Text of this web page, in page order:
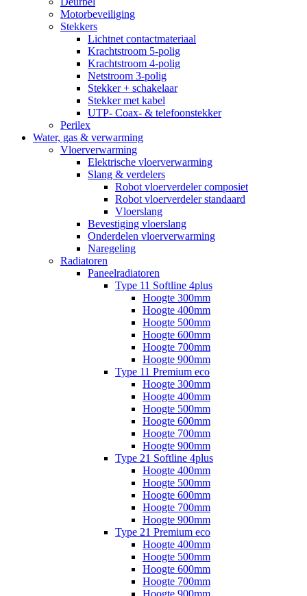
Motorbeveiliging
Stekkers
Lichtnet contactmateriaal
Krachtstroom 5-polig
Krachtstroom 4-polig
Netstroom 3-polig
Stekker + schakelaar
Stekker met kabel
UTP- Coax- & telefoonstekker
Perilex
Water, gas & verwarming
Vloerverwarming
Elektrische vloerverwarming
Slang & verdelers
Robot vloerverdeler composiet
Robot vloerverdeler standaard
Vloerslang
Bevestiging vloerslang
Onderdelen vloerverwarming
Naregeling
Radiatoren
Paneelradiatoren
Type 11 Softline 4plus
Hoogte 300mm
Hoogte 400mm
Hoogte 500mm
Hoogte 600mm
Hoogte 700mm
Hoogte 900mm
Type 11 Premium eco
Hoogte 300mm
Hoogte 400mm
Hoogte 500mm
Hoogte 600mm
Hoogte 700mm
Hoogte 900mm
Type 21 Softline 4plus
Hoogte 400mm
Hoogte 500mm
Hoogte 600mm
Hoogte 700mm
Hoogte 900mm
Type 21 Premium eco
Hoogte 400mm
Hoogte 500mm
Hoogte 600mm
Hoogte 700mm
Hoogte 900mm